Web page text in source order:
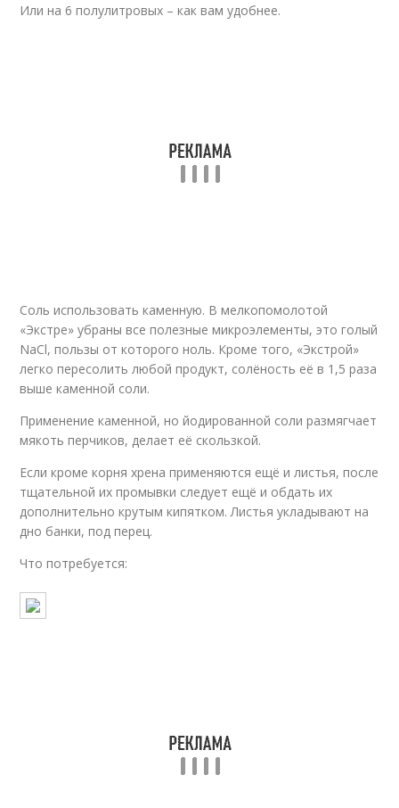
Или на 6 полулитровых – как вам удобнее.
Соль использовать каменную. В мелкопомолотой
«Экстре» убраны все полезные микроэлементы, это голый
NaCl, пользы от которого ноль. Кроме того, «Экстрой»
легко пересолить любой продукт, солёность её в 1,5 раза
выше каменной соли.
Применение каменной, но йодированной соли размягчает
мякоть перчиков, делает её скользкой.
Если кроме корня хрена применяются ещё и листья, после
тщательной их промывки следует ещё и обдать их
дополнительно крутым кипятком. Листья укладывают на
дно банки, под перец.
Что потребуется: